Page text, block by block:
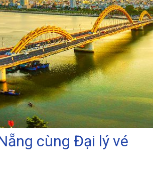
cùng Đại lý vé